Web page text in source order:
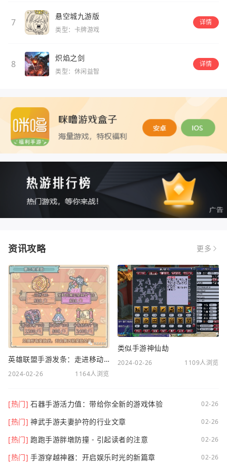
7
悬空城九游版
类型：卡牌游戏
详情
8
炽焰之剑
类型：休闲益智
详情
资讯攻略 更多
英雄联盟手游发条：走进移动电竞新时代
2024-02-26 1164人浏览
类似手游神仙劫
2024-02-26 1109人浏览
[热门] 石器手游活力值：带给你全新的游戏体验 02-26
[热门] 神武手游夫妻护符的行业文章 02-26
[热门] 跑跑手游胖墩防撞 - 引起读者的注意 02-26
[热门] 手游穿越神器：开启娱乐时光的新篇章 02-26